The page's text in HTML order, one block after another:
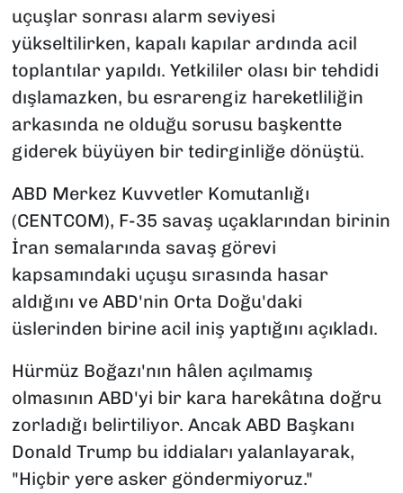
uçuşlar sonrası alarm seviyesi
yükseltilirken, kapalı kapılar ardında acil
toplantılar yapıldı. Yetkililer olası bir tehdidi
dışlamazken, bu esrarengiz hareketliliğin
arkasında ne olduğu sorusu başkentte
giderek büyüyen bir tedirginliğe dönüştü.
ABD Merkez Kuvvetler Komutanlığı
(CENTCOM), F-35 savaş uçaklarından birinin
İran semalarında savaş görevi
kapsamındaki uçuşu sırasında hasar
aldığını ve ABD'nin Orta Doğu'daki
üslerinden birine acil iniş yaptığını açıkladı.
Hürmüz Boğazı'nın hâlen açılmamış
olmasının ABD'yi bir kara harekâtına doğru
zorladığı belirtiliyor. Ancak ABD Başkanı
Donald Trump bu iddiaları yalanlayarak,
"Hiçbir yere asker göndermiyoruz."